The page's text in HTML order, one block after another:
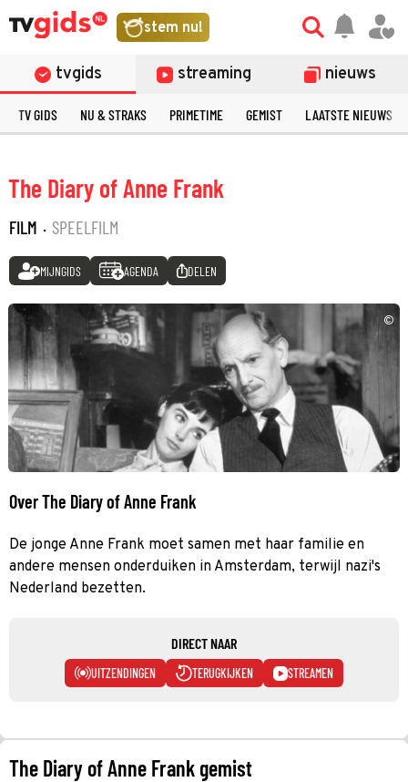
stem nu!
tvgids streaming nieuws
TV GIDS NU & STRAKS PRIMETIME GEMIST LAATSTE NIEUWS
The Diary of Anne Frank
FILM · SPEELFILM
MIJNGIDS AGENDA DELEN
©
Over The Diary of Anne Frank
De jonge Anne Frank moet samen met haar familie en
andere mensen onderduiken in Amsterdam, terwijl nazi's
Nederland bezetten.
DIRECT NAAR
UITZENDINGEN TERUGKIJKEN STREAMEN
The Diary of Anne Frank gemist